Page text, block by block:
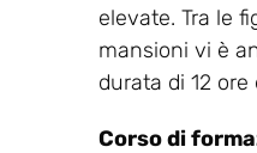
elevate. Tra le
mansioni vi è
durata di 12
Corso di